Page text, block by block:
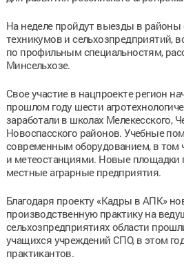
На неделе пройдут выезды в
техникумов и сельхозпредприятий,
по профильным специальностям,
Минсельхозе.
Свое участие в нацпроекте регион
прошлом году шести
заработали в школах Мелекесского,
Новоспасского районов. Учебные
современным оборудованием, в том
и метеостанциями. Новые площадки
местные аграрные предприятия.
Благодаря проекту «Кадры в АПК»
производственную практику на
сельхозпредприятиях области
учащихся учреждений СПО, в этом
практикантов.